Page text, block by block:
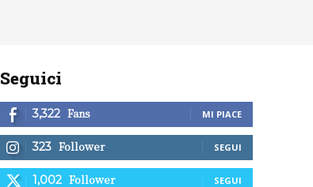
Seguici
3,322 Fans MI PIACE
323 Follower SEGUI
1,002 Follower SEGUI